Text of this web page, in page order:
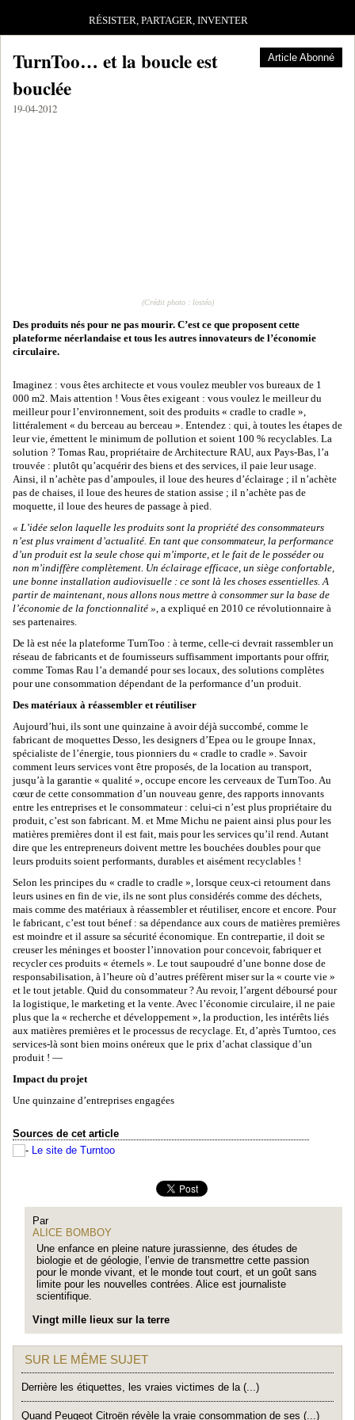
RÉSISTER, PARTAGER, INVENTER
Article Abonné
TurnToo… et la boucle est
bouclée
19-04-2012
(Crédit photo : lostéo)
Des produits nés pour ne pas mourir. C’est ce que proposent cette
plateforme néerlandaise et tous les autres innovateurs de l’économie
circulaire.
Imaginez : vous êtes architecte et vous voulez meubler vos bureaux de 1
000 m2. Mais attention ! Vous êtes exigeant : vous voulez le meilleur du
meilleur pour l’environnement, soit des produits « cradle to cradle »,
littéralement « du berceau au berceau ». Entendez : qui, à toutes les étapes de
leur vie, émettent le minimum de pollution et soient 100 % recyclables. La
solution ? Tomas Rau, propriétaire de Architecture RAU, aux Pays-Bas, l’a
trouvée : plutôt qu’acquérir des biens et des services, il paie leur usage.
Ainsi, il n’achète pas d’ampoules, il loue des heures d’éclairage ; il n’achète
pas de chaises, il loue des heures de station assise ; il n’achète pas de
moquette, il loue des heures de passage à pied.
« L’idée selon laquelle les produits sont la propriété des consommateurs
n’est plus vraiment d’actualité. En tant que consommateur, la performance
d’un produit est la seule chose qui m’importe, et le fait de le posséder ou
non m’indiffère complètement. Un éclairage efficace, un siège confortable,
une bonne installation audiovisuelle : ce sont là les choses essentielles. A
partir de maintenant, nous allons nous mettre à consommer sur la base de
l’économie de la fonctionnalité », a expliqué en 2010 ce révolutionnaire à
ses partenaires.
De là est née la plateforme TurnToo : à terme, celle-ci devrait rassembler un
réseau de fabricants et de fournisseurs suffisamment importants pour offrir,
comme Tomas Rau l’a demandé pour ses locaux, des solutions complètes
pour une consommation dépendant de la performance d’un produit.
Des matériaux à réassembler et réutiliser
Aujourd’hui, ils sont une quinzaine à avoir déjà succombé, comme le
fabricant de moquettes Desso, les designers d’Epea ou le groupe Innax,
spécialiste de l’énergie, tous pionniers du « cradle to cradle ». Savoir
comment leurs services vont être proposés, de la location au transport,
jusqu’à la garantie « qualité », occupe encore les cerveaux de TurnToo. Au
cœur de cette consommation d’un nouveau genre, des rapports innovants
entre les entreprises et le consommateur : celui-ci n’est plus propriétaire du
produit, c’est son fabricant. M. et Mme Michu ne paient ainsi plus pour les
matières premières dont il est fait, mais pour les services qu’il rend. Autant
dire que les entrepreneurs doivent mettre les bouchées doubles pour que
leurs produits soient performants, durables et aisément recyclables !
Selon les principes du « cradle to cradle », lorsque ceux-ci retournent dans
leurs usines en fin de vie, ils ne sont plus considérés comme des déchets,
mais comme des matériaux à réassembler et réutiliser, encore et encore. Pour
le fabricant, c’est tout bénef : sa dépendance aux cours de matières premières
est moindre et il assure sa sécurité économique. En contrepartie, il doit se
creuser les méninges et booster l’innovation pour concevoir, fabriquer et
recycler ces produits « éternels ». Le tout saupoudré d’une bonne dose de
responsabilisation, à l’heure où d’autres préfèrent miser sur la « courte vie »
et le tout jetable. Quid du consommateur ? Au revoir, l’argent déboursé pour
la logistique, le marketing et la vente. Avec l’économie circulaire, il ne paie
plus que la « recherche et développement », la production, les intérêts liés
aux matières premières et le processus de recyclage. Et, d’après Turntoo, ces
services-là sont bien moins onéreux que le prix d’achat classique d’un
produit ! —
Impact du projet
Une quinzaine d’entreprises engagées
Sources de cet article
Le site de Turntoo
Par
ALICE BOMBOY
Une enfance en pleine nature jurassienne, des études de
biologie et de géologie, l’envie de transmettre cette passion
pour le monde vivant, et le monde tout court, et un goût sans
limite pour les nouvelles contrées. Alice est journaliste
scientifique.
Vingt mille lieux sur la terre
SUR LE MÊME SUJET
Derrière les étiquettes, les vraies victimes de la (...)
Quand Peugeot Citroën révèle la vraie consommation de ses (...)